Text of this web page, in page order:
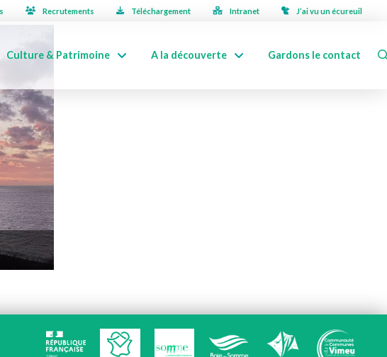
Recrutements Téléchargement Intranet J’ai vu un écureuil
Culture & Patrimoine A la découverte Gardons le contact